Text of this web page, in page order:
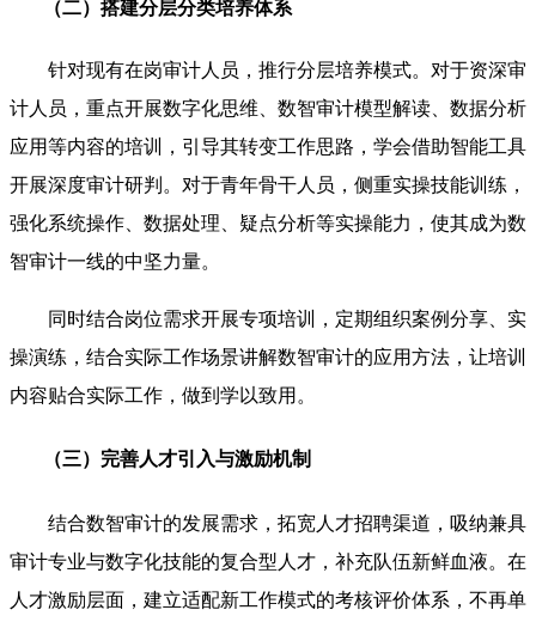
（二）搭建分层分类培养体系
针对现有在岗审计人员，推行分层培养模式。对于资深审
计人员，重点开展数字化思维、数智审计模型解读、数据分析
应用等内容的培训，引导其转变工作思路，学会借助智能工具
开展深度审计研判。对于青年骨干人员，侧重实操技能训练，
强化系统操作、数据处理、疑点分析等实操能力，使其成为数
智审计一线的中坚力量。
同时结合岗位需求开展专项培训，定期组织案例分享、实
操演练，结合实际工作场景讲解数智审计的应用方法，让培训
内容贴合实际工作，做到学以致用。
（三）完善人才引入与激励机制
结合数智审计的发展需求，拓宽人才招聘渠道，吸纳兼具
审计专业与数字化技能的复合型人才，补充队伍新鲜血液。在
人才激励层面，建立适配新工作模式的考核评价体系，不再单